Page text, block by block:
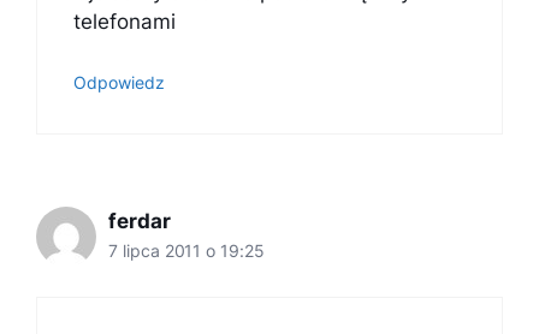
telefonami
Odpowiedz
ferdar
7 lipca 2011 o 19:25